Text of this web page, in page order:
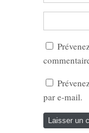
par e-mail.